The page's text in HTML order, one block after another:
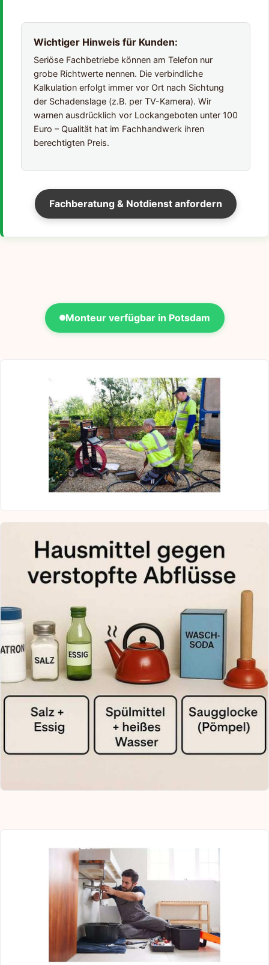
Wichtiger Hinweis für Kunden:
Seriöse Fachbetriebe können am Telefon nur
grobe Richtwerte nennen. Die verbindliche
Kalkulation erfolgt immer vor Ort nach Sichtung
der Schadenslage (z.B. per TV-Kamera). Wir
warnen ausdrücklich vor Lockangeboten unter 100
Euro – Qualität hat im Fachhandwerk ihren
berechtigten Preis.
Fachberatung & Notdienst anfordern
Monteur verfügbar in Potsdam